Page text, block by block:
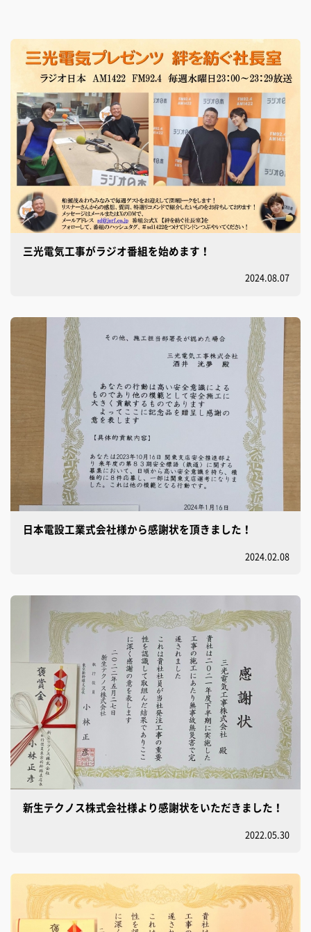
三光電気工事がラジオ番組を始めます！
2024.08.07
日本電設工業式会社様から感謝状を頂きました！
2024.02.08
新生テクノス株式会社様より感謝状をいただきました！
2022.05.30